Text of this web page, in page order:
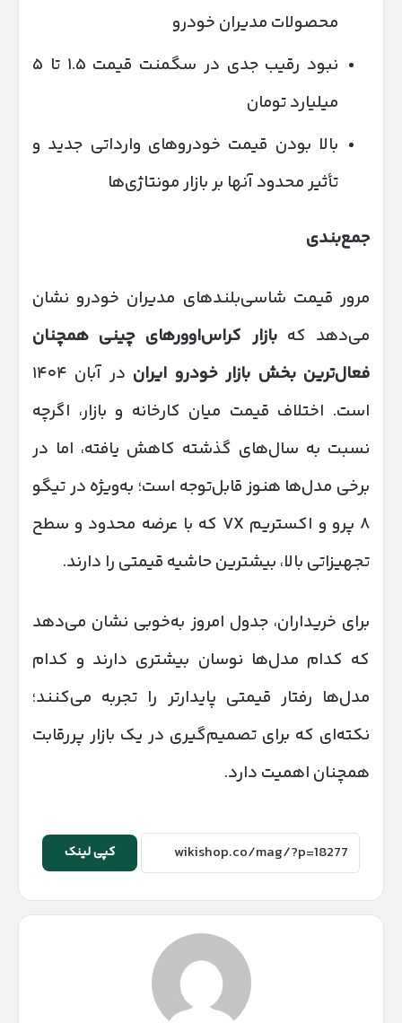
محصولات مدیران خودرو
نبود رقیب جدی در سگمنت قیمت ۱.۵ تا ۵
میلیارد تومان
بالا بودن قیمت خودروهای وارداتی جدید و
تأثیر محدود آنها بر بازار مونتاژی‌ها
جمع‌بندی
مرور قیمت شاسی‌بلندهای مدیران خودرو نشان
می‌دهد کهبازار کراس‌اوورهای چینی همچنان
فعال‌ترین بخش بازار خودرو ایران
در آبان ۱۴۰۴
است. اختلاف قیمت میان کارخانه و بازار، اگرچه
نسبت به سال‌های گذشته کاهش یافته، اما در
برخی مدل‌ها هنوز قابل‌توجه است؛ به‌ویژه در تیگو
۸ پرو و اکستریم VX که با عرضه محدود و سطح
تجهیزاتی بالا، بیشترین حاشیه قیمتی را دارند.
برای خریداران، جدول امروز به‌خوبی نشان می‌دهد
که کدام مدل‌ها نوسان بیشتری دارند و کدام
مدل‌ها رفتار قیمتی پایدارتر را تجربه می‌کنند؛
نکته‌ای که برای تصمیم‌گیری در یک بازار پررقابت
همچنان اهمیت دارد.
کپی لینک